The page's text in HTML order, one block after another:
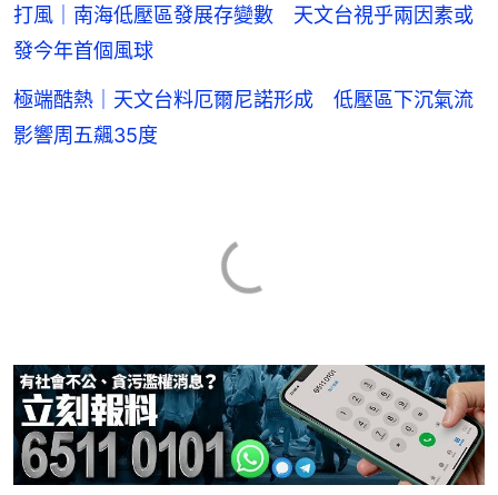
打風｜南海低壓區發展存變數 天文台視乎兩因素或
發今年首個風球
極端酷熱｜天文台料厄爾尼諾形成 低壓區下沉氣流
影響周五飆35度